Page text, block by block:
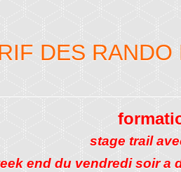
DES
stage trail
end du vendredi soir a